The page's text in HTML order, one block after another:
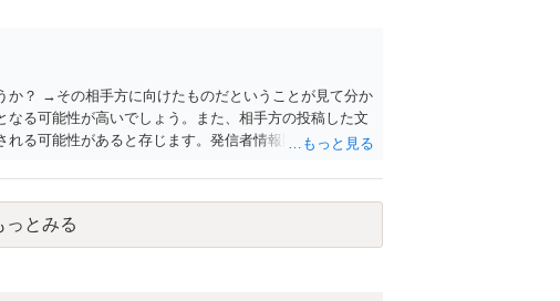
か？ →その相手方に向けたものだということが見て分か
る可能性が高いでしょう。また、相手方の投稿した文
る可能性があると存じます。発信者情報開示請求が進
また、された場合賠償金はいくらでしょうか。 →ケー
様々でしょう。裁判外であれば交渉して相手方の請求
。
っとみる